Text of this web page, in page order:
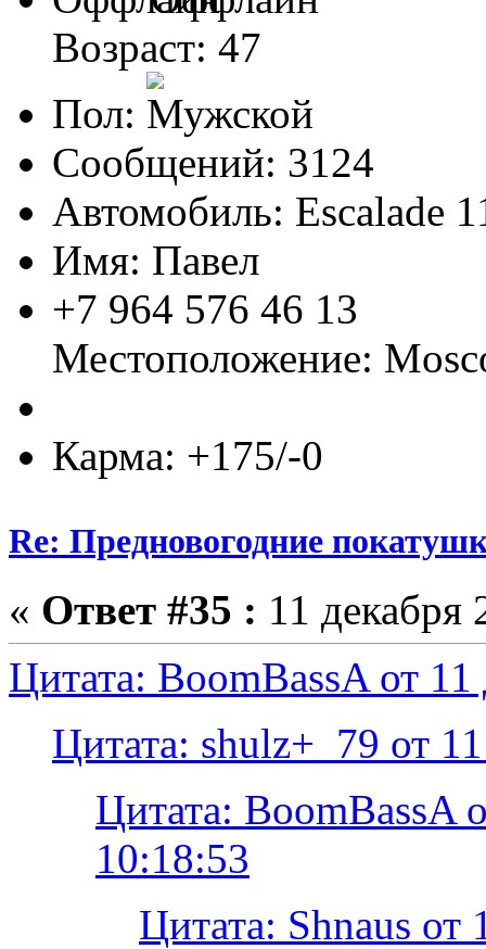
Возраст: 47
Пол:
Сообщений: 3124
Автомобиль: Escalade
Имя: Павел
+7 964 576 46 13
Местоположение:
Карма: +175/-0
Re: Предновогодние
« Ответ #35 : 11 декабря
Цитата: BoomBassA от
Цитата: shulz+_79 от
Цитата: BoomBassA
10:18:53
Цитата: Shnaus от